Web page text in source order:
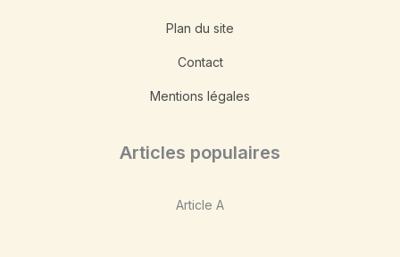
Plan du site
Contact
Mentions légales
Articles populaires
Article A